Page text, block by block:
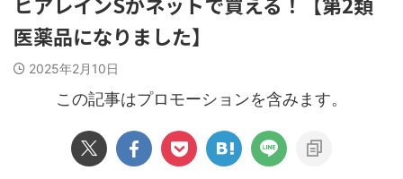
医薬品になりました】
2025年2月10日
この記事はプロモーションを含みます。